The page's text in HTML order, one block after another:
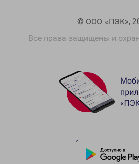
© ООО «ПЭК»,
Все права защищены и